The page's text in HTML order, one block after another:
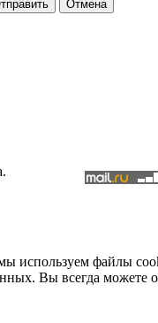
используем файлы
Вы всегда